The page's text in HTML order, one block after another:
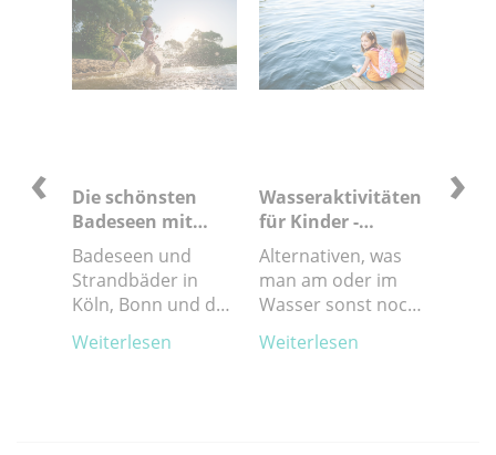
Die schönsten
Badeseen mit
Kindern
Badeseen und
Strandbäder in
Köln, Bonn und der
Region
Weiterlesen
Wasseraktivitäten
für Kinder -
Wasserspaß mal
anders
Alternativen, was
man am oder im
Wasser sonst noch
tun kann
Weiterlesen
‹ ›